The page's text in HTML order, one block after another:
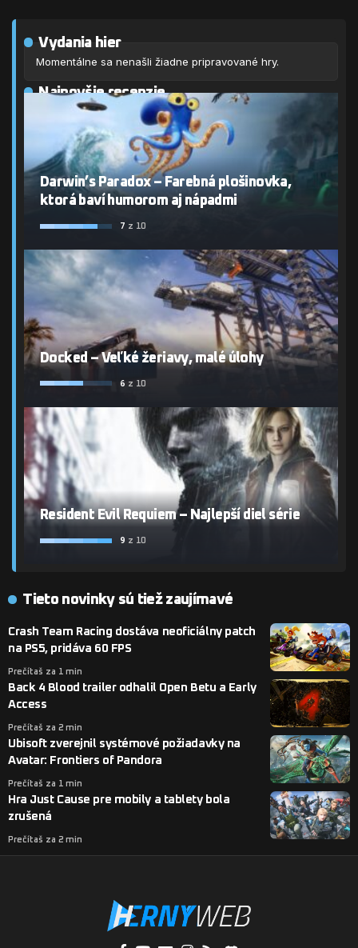
Vydania hier
Momentálne sa nenašli žiadne pripravované hry.
Najnovšie recenzie
Darwin’s Paradox – Farebná plošinovka,
ktorá baví humorom aj nápadmi
7 z 10
Docked – Veľké žeriavy, malé úlohy
6 z 10
Resident Evil Requiem – Najlepší diel série
9 z 10
Tieto novinky sú tiež zaujímavé
Crash Team Racing dostáva neoficiálny patch
na PS5, pridáva 60 FPS
Prečítaš za 1 min
Back 4 Blood trailer odhalil Open Betu a Early
Access
Prečítaš za 2 min
Ubisoft zverejnil systémové požiadavky na
Avatar: Frontiers of Pandora
Prečítaš za 1 min
Hra Just Cause pre mobily a tablety bola
zrušená
Prečítaš za 2 min